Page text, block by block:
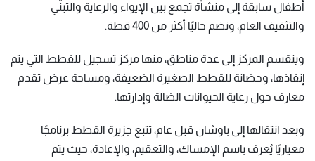
أطفال سابقة إلى منشأة تجمع بين الإيواء والرعاية والتبنّي
والتثقيف العام، وتضم حاليًا أكثر من 400 قطة.
وينقسم المركز إلى عدة مناطق، منها مركز تسجيل للقطط التي يتم
إنقاذها، وحضانة للقطط الصغيرة الضعيفة، ومساحة عرض تقدم
معارف حول رعاية الحيوانات الضالة وإدارتها.
وبعد انتقالها إلى باوشان قبل عام، تتبع جزيرة القطط برنامجًا
معياريًا يُعرف باسم الإمساك، والتعقيم، والإعادة، حيث يتم